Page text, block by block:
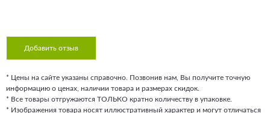
Добавить отзыв
* Цены на сайте указаны справочно. Позвонив нам, Вы получите точную
информацию о ценах, наличии товара и размерах скидок.
* Все товары отгружаются ТОЛЬКО кратно количеству в упаковке.
* Изображения товара носят иллюстративный характер и могут отличаться